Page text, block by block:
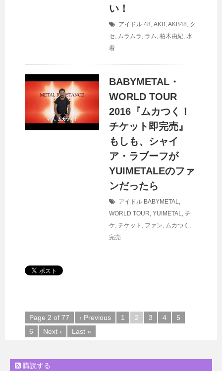
い！
アイドル 48, AKB,AKB48, ク
セ, ムラムラ , ラム, 柏木由紀, 水
着
BABYMETAL・
WORLD TOUR
2016『ムカつく！
チケット即完売』
もしも、シャイ
ア・ラブーフが
YUIMETALEのファ
ンだったら
アイドル BABYMETAL,
WORLD TOUR, YUIMETAL, チ
ケ, チケット , ファン, ムカつく ,
完売
Page 2 of 77 ‹ Previous 1 2 3 4
5
6
Next › Last »
購読する